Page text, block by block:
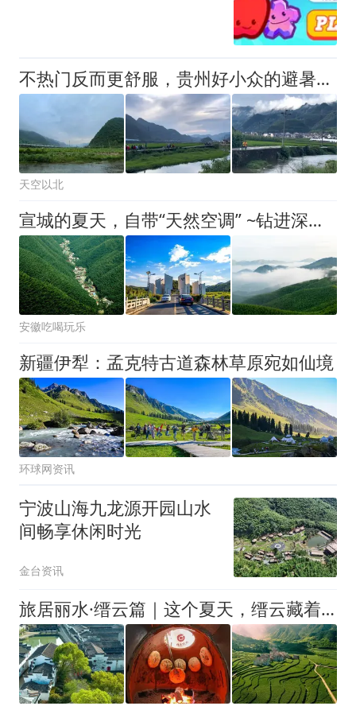
不热门反而更舒服，贵州好小众的避暑地，旅居1个月，民宿没超过800，来了好喜欢
天空以北
宣城的夏天，自带“天然空调” ~钻进深山，踩进溪水，来宣城避暑吧
安徽吃喝玩乐
新疆伊犁：孟克特古道森林草原宛如仙境
环球网资讯
宁波山海九龙源开园山水
间畅享休闲时光
金台资讯
旅居丽水·缙云篇｜这个夏天，缙云藏着一整个清凉